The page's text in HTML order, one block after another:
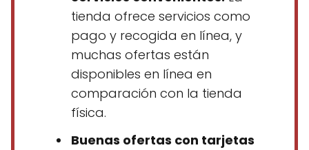
tienda ofrece servicios como
pago y recogida en línea, y
muchas ofertas están
disponibles en línea en
comparación con la tienda
física.
Buenas ofertas con tarjetas